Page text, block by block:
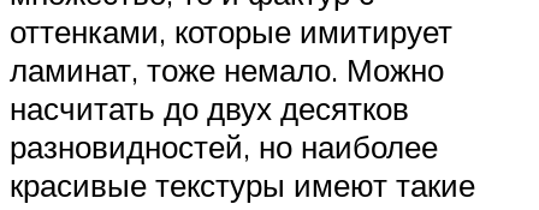
оттенками, которые имитирует
ламинат, тоже немало. Можно
насчитать до двух десятков
разновидностей, но наиболее
красивые текстуры имеют такие